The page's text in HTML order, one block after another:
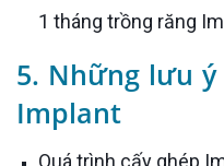
1 tháng trồng răng
5. Những lưu
Implant
Quá trình cấy ghép Implant tuy không gây đau đớn,